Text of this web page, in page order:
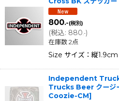
800.-(税別)
(税込: 880.-)
在庫数 2点
Size サイズ：縦
Independent
Trucks Beer クージ
Coozie-CM]